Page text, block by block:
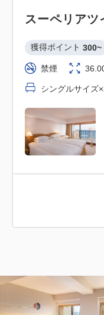
スーペリアツ
獲得ポイント 300~
禁煙
シングルサイズ